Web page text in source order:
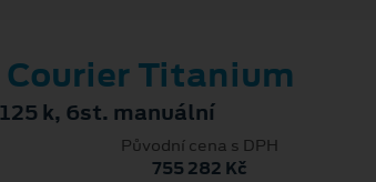
Courier Titanium
k, 6st. manuální
Původní cena s DPH
755 282 Kč